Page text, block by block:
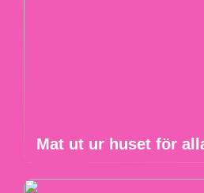
Mat ut ur huset för